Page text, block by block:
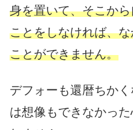
身を置いて、そこか
ことをしなければ、
ことができません。
デフォーも還暦ちか
は想像もできなかっ